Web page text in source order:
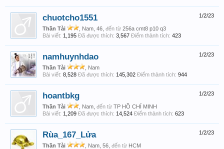
1/2/23
chuotcho1551
Thần Tài , Nam, 46, đến từ 256a cmt8 p10 q3
Bài viết: 1,195 Đã được thích: 3,567 Điểm thành tích: 423
1/2/23
namhuynhdao
Thần Tài
, Nam
Bài viết: 8,528 Đã được thích: 145,302 Điểm thành tích: 944
1/2/23
hoantbkg
Thần Tài , Nam, đến từ TP HỒ CHÍ MINH
Bài viết: 1,209 Đã được thích: 14,524 Điểm thành tích: 623
1/2/23
Rùa_167_Lửa
Thần Tài , Nam, 56, đến từ HCM